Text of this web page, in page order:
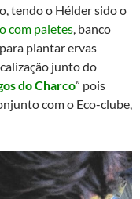
tendo o Hélder sido o
com paletes, banco
plantar ervas
junto do
do Charco” pois
com o Eco-clube,